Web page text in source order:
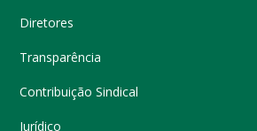
Diretores
Transparência
Contribuição Sindical
Jurídico